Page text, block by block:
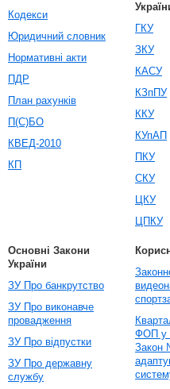
Кодекси
Юридичний словник
Нормативні акти
ПДР
План рахунків
П(С)БО
КВЕД-2010
КП
ГКУ
ЗКУ
КАСУ
КЗпПУ
ККУ
КУпАП
ПКУ
СКУ
ЦКУ
ЦПКУ
Основні Закони
України
ЗУ Про банкрутство
ЗУ Про виконавче
провадження
ЗУ Про відпустки
ЗУ Про державну
службу
ФОП у
Закон